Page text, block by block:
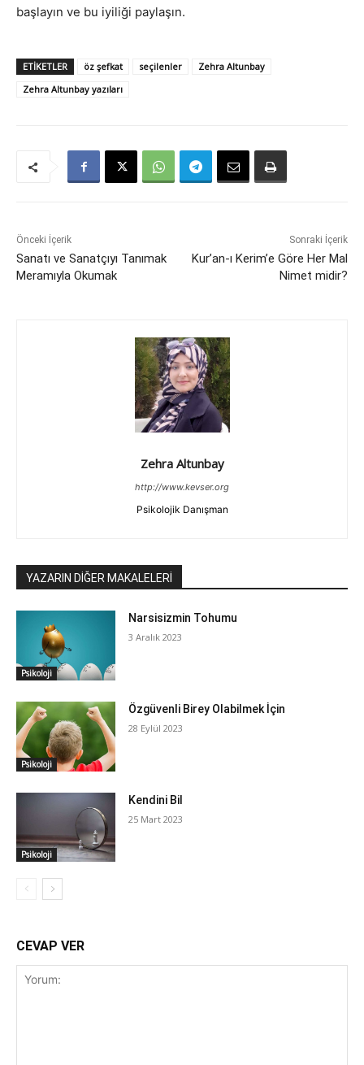
başlayın ve bu iyiliği paylaşın.
ETIKETLER öz şefkat seçilenler
Zehra Altunbay
Zehra Altunbay yazıları
Önceki İçerik
Sanatı ve Sanatçıyı Tanımak
Meramıyla Okumak
Sonraki İçerik
Kur’an-ı Kerim’e Göre Her Mal
Nimet midir?
Zehra Altunbay
http://www.kevser.org
Psikolojik Danışman
YAZARIN DİĞER MAKALELERİ
Psikoloji
Narsisizmin Tohumu
3 Aralık 2023
Psikoloji
Özgüvenli Birey Olabilmek İçin
28 Eylül 2023
Psikoloji
Kendini Bil
25 Mart 2023
CEVAP VER